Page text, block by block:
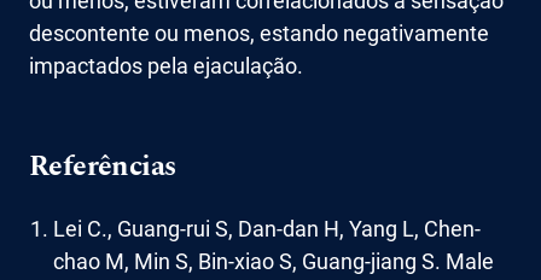
descontente ou menos, estando negativamente
impactados pela ejaculação.
Referências
Lei C., Guang-rui S, Dan-dan H, Yang L, Chen-
chao M, Min S, Bin-xiao S, Guang-jiang S. Male